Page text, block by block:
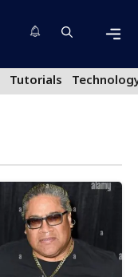
Tutorials